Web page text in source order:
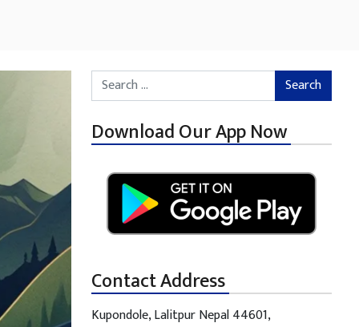
Search for:
Download Our App Now
Contact Address
Kupondole, Lalitpur Nepal 44601,